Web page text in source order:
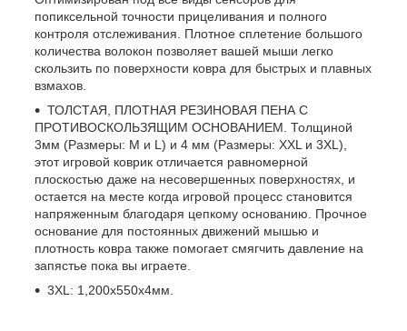
попиксельной точности прицеливания и полного
контроля отслеживания. Плотное сплетение большого
количества волокон позволяет вашей мыши легко
скользить по поверхности ковра для быстрых и плавных
взмахов.
ТОЛСТАЯ, ПЛОТНАЯ РЕЗИНОВАЯ ПЕНА С
ПРОТИВОСКОЛЬЗЯЩИМ ОСНОВАНИЕМ. Толщиной
3мм (Размеры: M и L) и 4 мм (Размеры: XXL и 3XL),
этот игровой коврик отличается равномерной
плоскостью даже на несовершенных поверхностях, и
остается на месте когда игровой процесс становится
напряженным благодаря цепкому основанию. Прочное
основание для постоянных движений мышью и
плотность ковра также помогает смягчить давление на
запястье пока вы играете.
3XL: 1,200x550x4мм.